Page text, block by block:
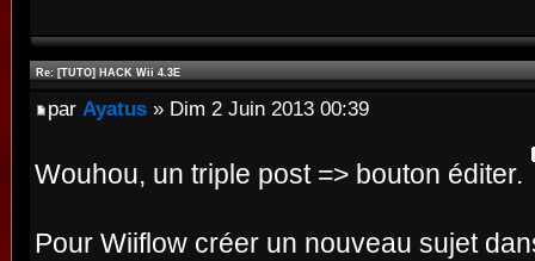
Re: [TUTO] HACK Wii 4.3E
par Ayatus » Dim 2 Juin 2013 00:39
Wouhou, un triple post => bouton éditer.
Pour Wiiflow créer un nouveau sujet